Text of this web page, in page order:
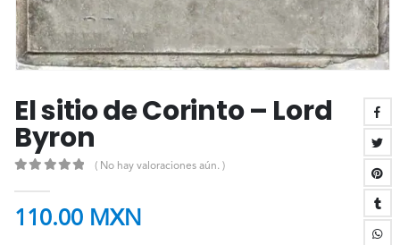
El sitio de Corinto – Lord
Byron
( No hay valoraciones aún. )
110.00 MXN